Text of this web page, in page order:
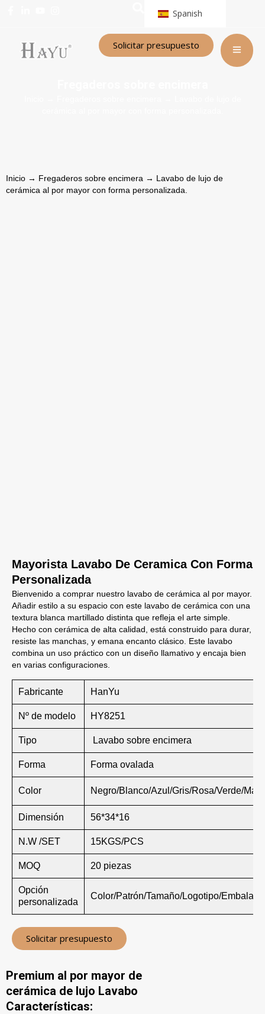
Spanish
Solicitar presupuesto
Inicio → Fregaderos sobre encimera → Lavabo de lujo de
cerámica al por mayor con forma personalizada.
Mayorista Lavabo De Ceramica Con Forma
Personalizada
Bienvenido a comprar nuestro lavabo de cerámica al por mayor.
Añadir estilo a su espacio con este lavabo de cerámica con una
textura blanca martillado distinta que refleja el arte simple.
Hecho con cerámica de alta calidad, está construido para durar,
resiste las manchas, y emana encanto clásico. Este lavabo
combina un uso práctico con un diseño llamativo y encaja bien
en varias configuraciones.
Fabricante HanYu
Nº de modelo HY8251
Tipo Lavabo sobre encimera
Forma Forma ovalada
Color Negro/Blanco/Azul/Gris/Rosa/Verde/
Dimensión 56*34*16
N.W /SET 15KGS/PCS
MOQ 20 piezas
Opción
personalizada
Color/Patrón/Tamaño/Logotipo/Embalaje
Solicitar presupuesto
Premium al por mayor de
cerámica de lujo Lavabo
Características: